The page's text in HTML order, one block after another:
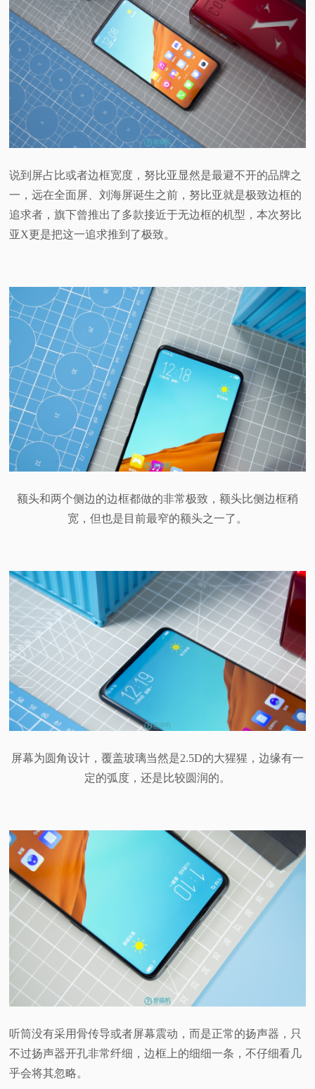
说到屏占比或者边框宽度，努比亚显然是最避不开的品牌之
一，远在全面屏、刘海屏诞生之前，努比亚就是极致边框的
追求者，旗下曾推出了多款接近于无边框的机型，本次努比
亚X更是把这一追求推到了极致。
额头和两个侧边的边框都做的非常极致，额头比侧边框稍
宽，但也是目前最窄的额头之一了。
屏幕为圆角设计，覆盖玻璃当然是2.5D的大猩猩，边缘有一
定的弧度，还是比较圆润的。
听筒没有采用骨传导或者屏幕震动，而是正常的扬声器，只
不过扬声器开孔非常纤细，边框上的细细一条，不仔细看几
乎会将其忽略。